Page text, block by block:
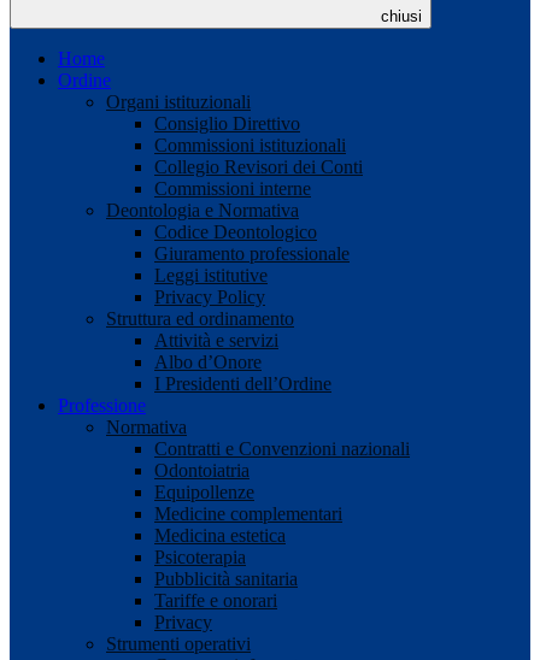
chiusi
Home
Ordine
Organi istituzionali
Consiglio Direttivo
Commissioni istituzionali
Collegio Revisori dei Conti
Commissioni interne
Deontologia e Normativa
Codice Deontologico
Giuramento professionale
Leggi istitutive
Privacy Policy
Struttura ed ordinamento
Attività e servizi
Albo d’Onore
I Presidenti dell’Ordine
Professione
Normativa
Contratti e Convenzioni nazionali
Odontoiatria
Equipollenze
Medicine complementari
Medicina estetica
Psicoterapia
Pubblicità sanitaria
Tariffe e onorari
Privacy
Strumenti operativi